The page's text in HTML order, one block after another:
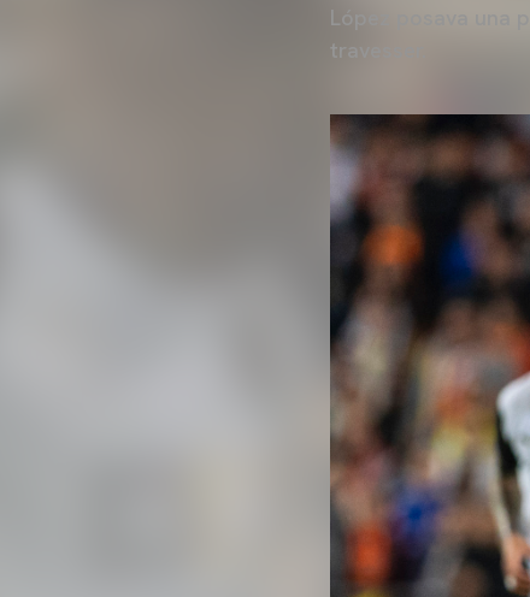
López posava una
travesser.